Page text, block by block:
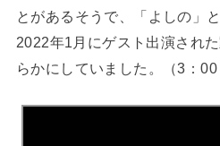
とがあるそうで、「よしの」
2022年1月にゲスト出演され
らかにしていました。（3：00